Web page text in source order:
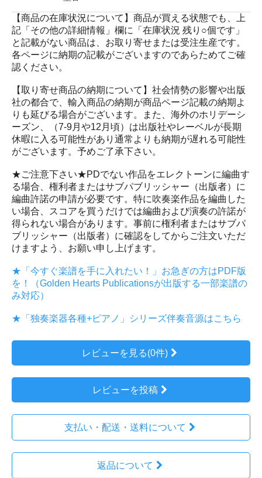
【商品の在庫状況について】商品が買える状態でも、上
記「その他の詳細情報」欄に「在庫状況 残り○個です」
と記載がない商品は、お取り寄せまたは受注生産です。
各ページに納期の記載がございますのであらためてご確
認ください。
【取り寄せ商品の納期について】社会情勢の影響や出版
社の都合で、輸入商品の納期が商品ページ記載の納期よ
りも延びる場合がございます。また、海外のホリデーシ
ーズン、（7-9月や12月頃）は出版社やレーベルが長期
休暇に入る可能性があり通常よりも納期が遅れる可能性
がございます。予めご了承下さい。
★ご注意下さい★PDでない作品をエレクトーンに編曲す
る場合、権利者またはサブパブリッシャー（出版者）に
編曲許諾の申請が必要です。特に吹奏楽作品を編曲した
い場合、スコアを買うだけでは編曲および演奏の許諾が
得られない場合があります。事前に権利者またはサブパ
ブリッシャー（出版者）に確認をしてからご注文いただ
けますよう、お願い申し上げます。
★「今すぐ楽譜を手に入れたい！」お急ぎの方はPDF版
を！（Golden Hearts Publicationsが出版する一部楽譜の
み対応）
★「独奏楽器各種+ピアノ」シリーズ伴奏音源はこちら
レビューを見る(0件)
レビューを投稿
支払い・配送・送料について
返品について